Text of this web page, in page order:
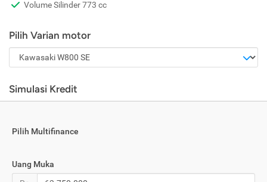
Volume Silinder 773 cc
Pilih Varian motor
Simulasi Kredit
Pilih Multifinance
Uang Muka